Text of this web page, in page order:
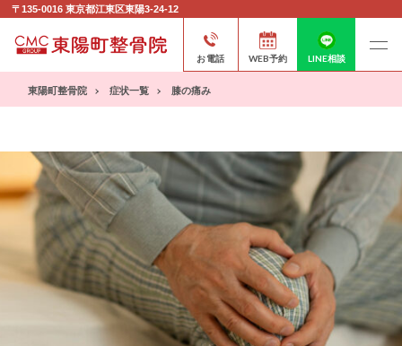
〒135-0016 東京都江東区東陽3-24-12
お電話 WEB予約 LINE相談
東陽町整骨院 症状一覧 膝の痛み